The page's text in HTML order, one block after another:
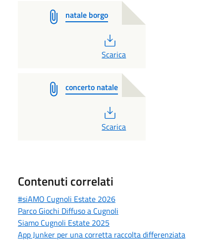
natale borgo
PDF
Scarica
concerto natale
PDF
Scarica
Contenuti correlati
#siAMO Cugnoli Estate 2026
Parco Giochi Diffuso a Cugnoli
Siamo Cugnoli Estate 2025
App Junker per una corretta raccolta differenziata